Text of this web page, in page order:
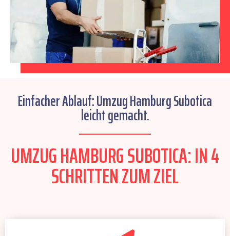
Einfacher Ablauf: Umzug Hamburg Subotica
leicht gemacht.
UMZUG HAMBURG SUBOTICA: IN 4
SCHRITTEN ZUM ZIEL